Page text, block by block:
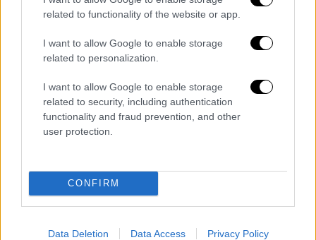
related to functionality of the website or app.
I want to allow Google to enable storage
related to personalization.
I want to allow Google to enable storage
related to security, including authentication
functionality and fraud prevention, and other
user protection.
CONFIRM
Data Deletion Data Access Privacy Policy
Ο ρόλος του στο «Back to the Future» τον
χαρακτηριστικούς «σκληρούς» χαρακτήρες
της εποχής, με έντονο όμως κωμικό
στοιχείο. Επανεμφανίστηκε και στις
συνέχειες της ταινίας, ενσαρκώνοντας
ακόμη και πρόγονο του ίδιου χαρακτήρα.
δίπλα στον Τομ Κρουζ, ενώ παρέμεινε
ενεργός στον χώρο της υποκριτικής μέχρι
και το 2011, αφήνοντας πίσω του μια μακρά
και αξιόλογη πορεία.